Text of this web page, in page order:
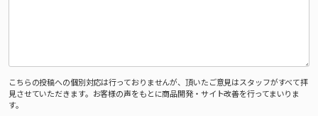
こちらの投稿への個別対応は行っておりませんが、頂いたご意見はスタッフがすべて拝
見させていただきます。お客様の声をもとに商品開発・サイト改善を行ってまいりま
す。